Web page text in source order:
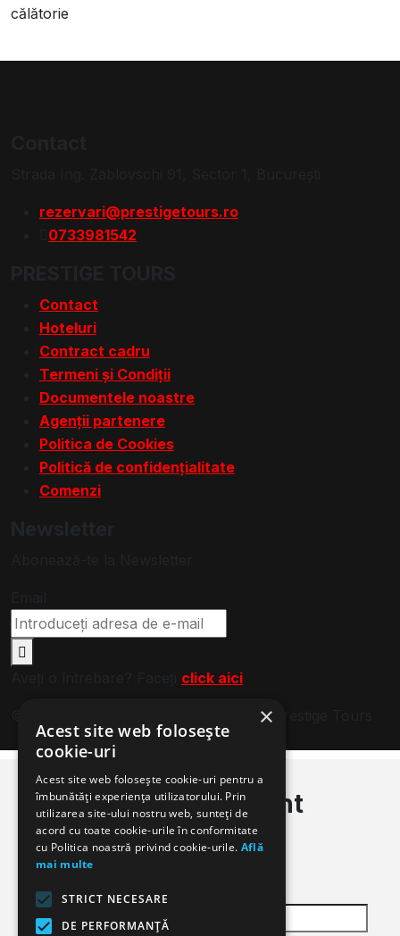
călătorie
rezervari@prestigetours.ro
0733981542
Contact
Hoteluri
Contract cadru
Termeni și Condiții
Documentele noastre
Agenții partenere
Politica de Cookies
Politică de confidențialitate
Comenzi
click aici
© 2024. Toate drepturile rezervate de Prestige Tours
Login Register
Sign in to your account
Login
Username or email
×
Acest site web folosește
cookie-uri
Acest site web folosește cookie-uri pentru a
îmbunătăți experiența utilizatorului. Prin
utilizarea site-ului nostru web, sunteți de
acord cu toate cookie-urile în conformitate
cu Politica noastră privind cookie-urile. Află
mai multe
STRICT NECESARE
DE PERFORMANȚĂ